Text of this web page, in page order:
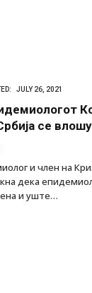
JULY 26, 2021
се
и член на
дека
и уште…